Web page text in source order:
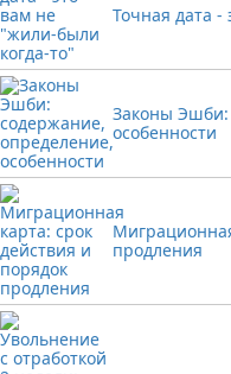
Точная дата
Законы Эшби:
особенности
продления